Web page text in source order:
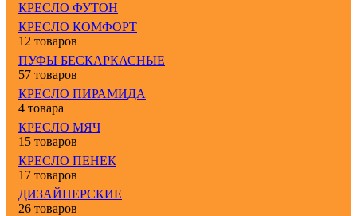
КРЕСЛО ФУТОН
КРЕСЛО КОМФОРТ
12 товаров
ПУФЫ БЕСКАРКАСНЫЕ
57 товаров
КРЕСЛО ПИРАМИДА
4 товара
КРЕСЛО МЯЧ
15 товаров
КРЕСЛО ПЕНЕК
17 товаров
ДИЗАЙНЕРСКИЕ
26 товаров